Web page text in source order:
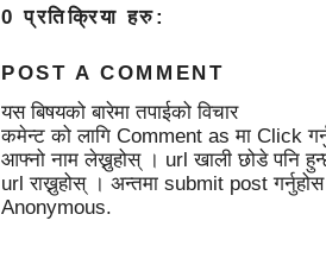
0 प्रतिक्रिया हरु:
POST A COMMENT
यस बिषयको बारेमा तपाईको विचार
कमेन्ट को लागि Comment as मा Click
आफ्नो नाम लेख्नुहोस् । url खाली छोडे पनि
url राख्नुहोस् । अन्तमा submit post
Anonymous.